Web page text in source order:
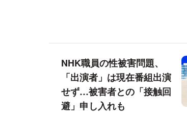
NHK職員の性被害問題、
「出演者」は現在番組出演
せず…被害者との「接触回
避」申し入れも